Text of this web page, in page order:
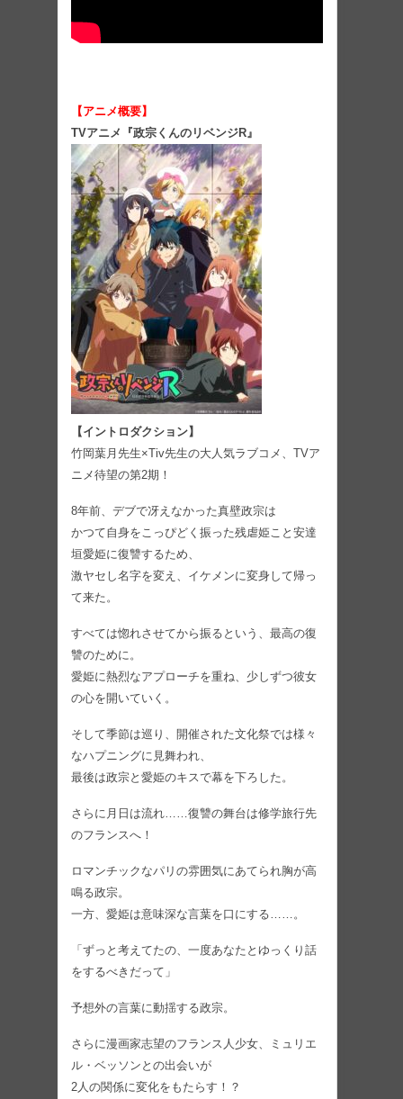
【アニメ概要】
TVアニメ『政宗くんのリベンジR』
【イントロダクション】
竹岡葉月先生×Tiv先生の大人気ラブコメ、TVア
ニメ待望の第2期！
8年前、デブで冴えなかった真壁政宗は
かつて自身をこっぴどく振った残虐姫こと安達
垣愛姫に復讐するため、
激ヤセし名字を変え、イケメンに変身して帰っ
て来た。
すべては惚れさせてから振るという、最高の復
讐のために。
愛姫に熱烈なアプローチを重ね、少しずつ彼女
の心を開いていく。
そして季節は巡り、開催された文化祭では様々
なハプニングに見舞われ、
最後は政宗と愛姫のキスで幕を下ろした。
さらに月日は流れ……復讐の舞台は修学旅行先
のフランスへ！
ロマンチックなパリの雰囲気にあてられ胸が高
鳴る政宗。
一方、愛姫は意味深な言葉を口にする……。
「ずっと考えてたの、一度あなたとゆっくり話
をするべきだって」
予想外の言葉に動揺する政宗。
さらに漫画家志望のフランス人少女、ミュリエ
ル・ベッソンとの出会いが
2人の関係に変化をもたらす！？